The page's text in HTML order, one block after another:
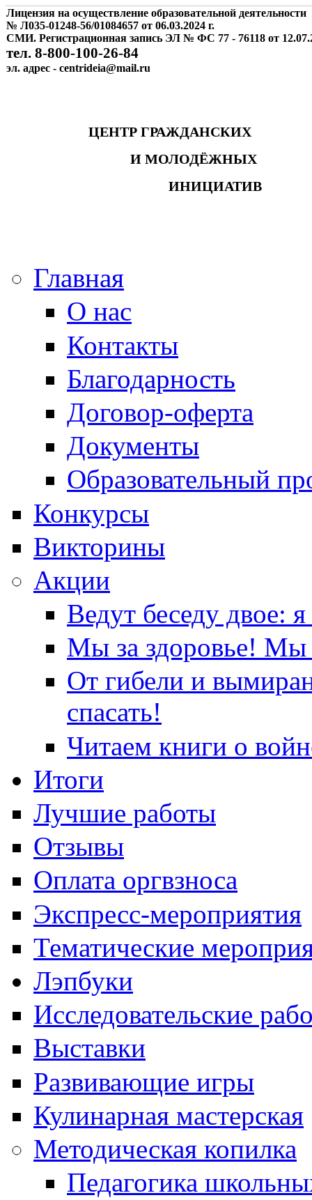
Лицензия на осуществление образовательной деятельности
№ Л035-01248-56/01084657 от 06.03.2024 г.
СМИ. Регистрационная запись ЭЛ № ФС 77 - 76118 от
тел. 8-800-100-26-84
эл. адрес - centrideia@mail.ru
ЦЕНТР ГРАЖДАНСКИХ
И МОЛОДЁЖНЫХ
ИНИЦИАТИВ
Главная
О нас
Контакты
Благодарность
Договор-оферта
Документы
Образовательный
Конкурсы
Викторины
Акции
Ведут беседу двое:
Мы за здоровье! Мы
От гибели и
спасать!
Читаем книги о
Итоги
Лучшие работы
Отзывы
Оплата оргвзноса
Экспресс-мероприятия
Тематические
Лэпбуки
Исследовательские
Выставки
Развивающие игры
Кулинарная мастерская
Методическая копилка
Педагогика